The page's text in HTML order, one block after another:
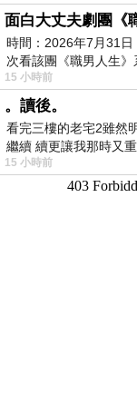
面白大丈夫劇團《
時間：2026年7月31
次看該團《職男人生
15 小時前
。讀後。
看完三樓的老宅2雖然
繼續 續更讓我那時又
有
15 小時前